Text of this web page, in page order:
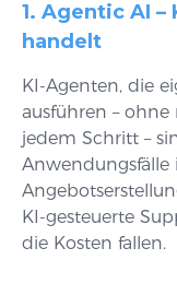
1. Agentic AI
handelt
KI-Agenten, die
ausführen –
jedem Schritt –
KI-gesteuerte
die Kosten fallen.